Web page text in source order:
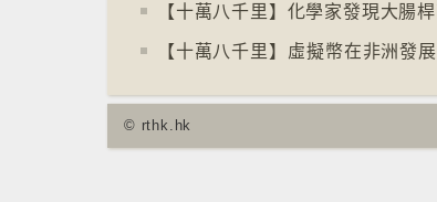
【十萬八千里】⁠虛擬幣在非洲發展
© rthk.hk